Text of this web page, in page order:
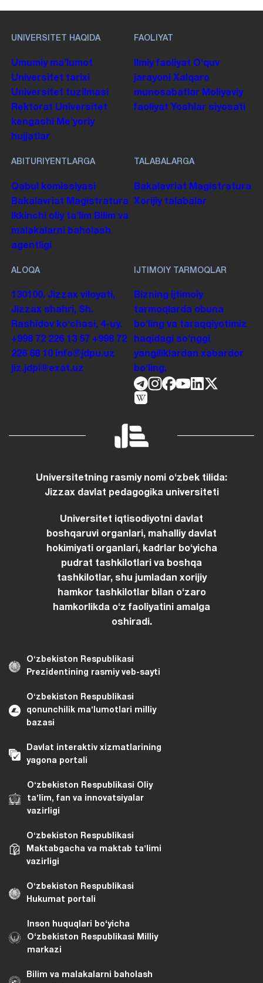
UNIVERSITET HAQIDA
Umumiy maʼlumot
Universitet tarixi
Universitet tuzilmasi
Rektorat Universitet
kengashi Me'yoriy
hujjatlar
FAOLIYAT
Ilmiy faoliyat Oʻquv
jarayoni Xalqaro
munosabatlar Moliyaviy
faoliyat Yoshlar siyosati
ABITURIYENTLARGA
Qabul komissiyasi
Bakalavriat Magistratura
Ikkinchi oliy taʼlim Bilim va
malakalarni baholash
agentligi
TALABALARGA
Bakalavriat Magistratura
Xorijiy talabalar
ALOQA
130100. Jizzax viloyati,
Jizzax shahri, Sh.
Rashidov koʻchasi, 4-uy.
+998 72 226 13 57 +998 72
226 68 10
info@jdpu.uz
jiz.jdpi@exat.uz
IJTIMOIY TARMOQLAR
Bizning ijtimoiy
tarmoqlarda obuna
boʻling va taraqqiyotimiz
haqidagi soʻnggi
yangiliklardan xabardor
boʻling.
Universitetning rasmiy nomi oʻzbek tilida:
Jizzax davlat pedagogika universiteti
Universitet iqtisodiyotni davlat
boshqaruvi organlari, mahalliy davlat
hokimiyati organlari, kadrlar boʻyicha
pudrat tashkilotlari va boshqa
tashkilotlar, shu jumladan xorijiy
hamkor tashkilotlar bilan oʻzaro
hamkorlikda oʻz faoliyatini amalga
oshiradi.
Oʻzbekiston Respublikasi
Prezidentining rasmiy veb-sayti
Oʻzbekiston Respublikasi
qonunchilik maʼlumotlari milliy
bazasi
Davlat interaktiv xizmatlarining
yagona portali
Oʻzbekiston Respublikasi Oliy
taʼlim, fan va innovatsiyalar
vazirligi
Oʻzbekiston Respublikasi
Maktabgacha va maktab taʼlimi
vazirligi
Oʻzbekiston Respublikasi
Hukumat portali
Inson huquqlari bo‘yicha
O‘zbekiston Respublikasi Milliy
markazi
Bilim va malakalarni baholash